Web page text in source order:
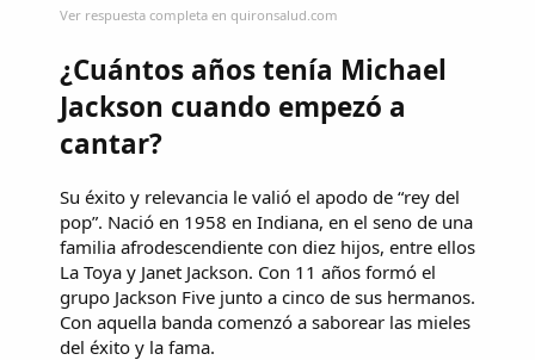
Ver respuesta completa en quironsalud.com
¿Cuántos años tenía Michael
Jackson cuando empezó a
cantar?
Su éxito y relevancia le valió el apodo de “rey del
pop”. Nació en 1958 en Indiana, en el seno de una
familia afrodescendiente con diez hijos, entre ellos
La Toya y Janet Jackson. Con 11 años formó el
grupo Jackson Five junto a cinco de sus hermanos.
Con aquella banda comenzó a saborear las mieles
del éxito y la fama.